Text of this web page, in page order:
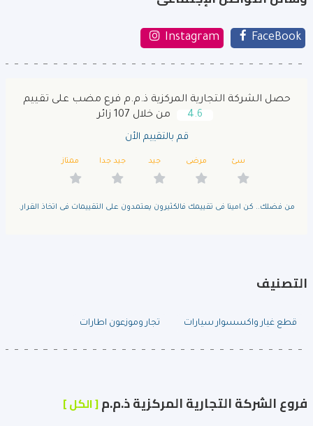
FaceBook
Instagram
حصل الشركة التجارية المركزية ذ.م.م فرع مضب على تقييم
4.6
من خلال 107 زائر
قم بالتقييم الأن
سئ مرضى جيد جيد جدا ممتاز
من فضلك.. كن امينا فى تقييمك فالكثيرون يعتمدون على التقييمات فى اتخاذ القرار.
التصنيف
قطع غيار واكسسوار سيارات تجار وموزعون اطارات
فروع الشركة التجارية المركزية ذ.م.م[ الكل ]